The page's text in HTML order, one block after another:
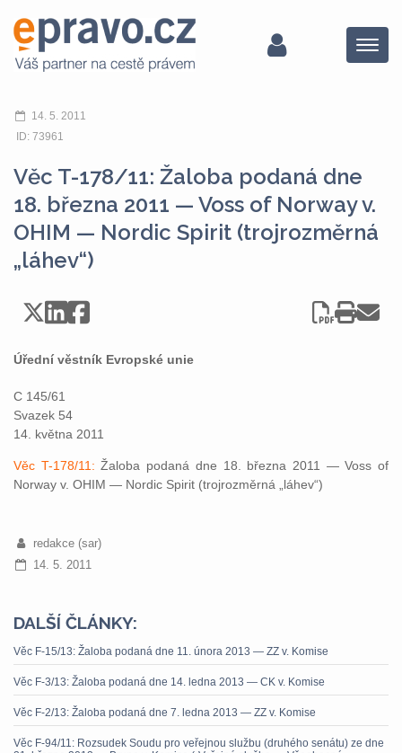
Menu
14. 5. 2011
ID: 73961
Věc T-178/11: Žaloba podaná dne
18. března 2011 — Voss of Norway v.
OHIM — Nordic Spirit (trojrozměrná
„láhev“)
Úřední věstník Evropské unie
C 145/61
Svazek 54
14. května 2011
Věc T-178/11:Žaloba podaná dne 18. března 2011 — Voss of
Norway v. OHIM — Nordic Spirit (trojrozměrná „láhev“)
redakce (sar)
14. 5. 2011
DALŠÍ ČLÁNKY:
Věc F-15/13: Žaloba podaná dne 11. února 2013 — ZZ v. Komise
Věc F-3/13: Žaloba podaná dne 14. ledna 2013 — CK v. Komise
Věc F-2/13: Žaloba podaná dne 7. ledna 2013 — ZZ v. Komise
Věc F-94/11: Rozsudek Soudu pro veřejnou službu (druhého senátu) ze dne